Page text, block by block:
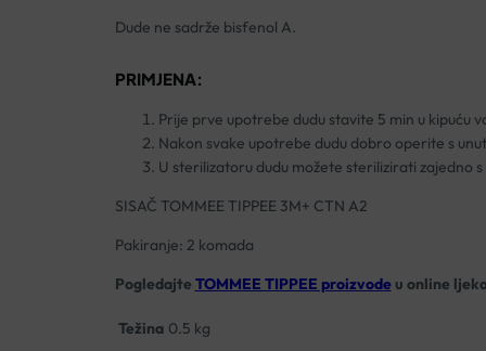
Dude ne sadrže bisfenol A.
PRIMJENA:
Prije prve upotrebe dudu stavite 5 min u kipuću
Nakon svake upotrebe dudu dobro operite s
U sterilizatoru dudu možete sterilizirati zajedno
SISAČ TOMMEE TIPPEE 3M+ CTN A2
Pakiranje: 2 komada
Pogledajte TOMMEE TIPPEE proizvodeu online
Težina 0.5 kg